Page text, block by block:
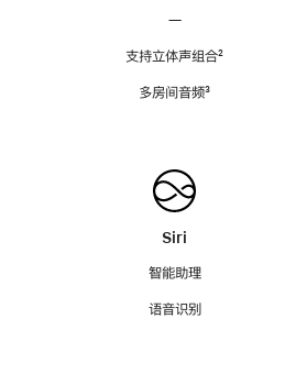
—
支持立体声组合脚
²
多房间音频脚
³
Siri
智能助理
语音识别